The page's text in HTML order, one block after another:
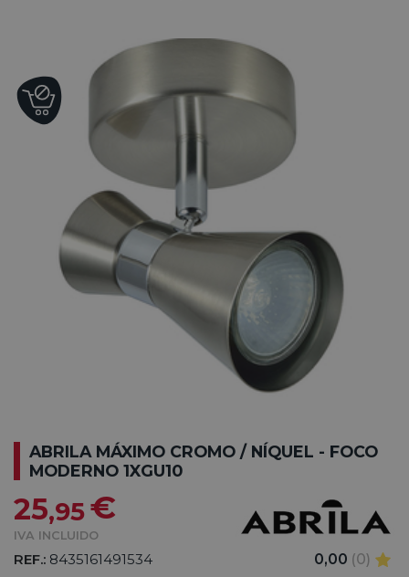
ABRILA MÁXIMO CROMO / NÍQUEL - FOCO
MODERNO 1XGU10
25,95€
IVA INCLUIDO
REF.: 8435161491534 0,00 (0)